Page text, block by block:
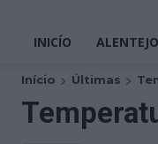
INICÍO ALENTEJO
Início Últimas